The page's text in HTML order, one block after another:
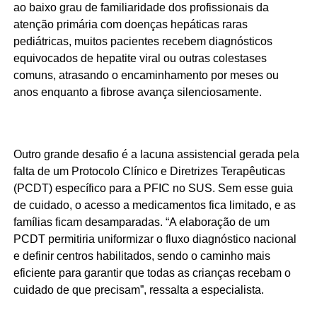
ao baixo grau de familiaridade dos profissionais da
atenção primária com doenças hepáticas raras
pediátricas, muitos pacientes recebem diagnósticos
equivocados de hepatite viral ou outras colestases
comuns, atrasando o encaminhamento por meses ou
anos enquanto a fibrose avança silenciosamente.
Outro grande desafio é a lacuna assistencial gerada pela
falta de um Protocolo Clínico e Diretrizes Terapêuticas
(PCDT) específico para a PFIC no SUS. Sem esse guia
de cuidado, o acesso a medicamentos fica limitado, e as
famílias ficam desamparadas. “A elaboração de um
PCDT permitiria uniformizar o fluxo diagnóstico nacional
e definir centros habilitados, sendo o caminho mais
eficiente para garantir que todas as crianças recebam o
cuidado de que precisam”, ressalta a especialista.